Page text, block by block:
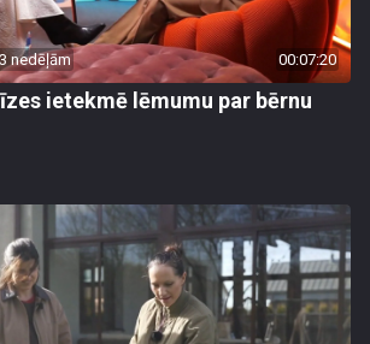
nedēļām 00:07:20
ietekmē lēmumu par bērnu